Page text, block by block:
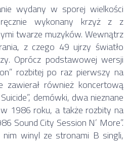
wydany w sporej wielkości
wykonany krzyż z z
twarze muzyków. Wewnątrz
z czego 49 ujrzy światło
Oprócz podstawowej wersji
rozbitej po raz pierwszy na
zawierał również koncertową
demówki, dwa nieznane
1986 roku, a także rozbity na
Sound City Session N’ More”.
winyl ze stronami B singli,